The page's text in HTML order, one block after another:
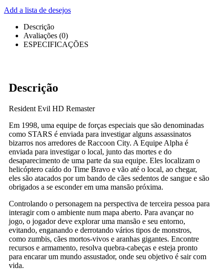
Add a lista de desejos
Descrição
Avaliações (0)
ESPECIFICAÇÕES
Descrição
Resident Evil HD Remaster
Em 1998, uma equipe de forças especiais que são denominadas
como STARS é enviada para investigar alguns assassinatos
bizarros nos arredores de Raccoon City. A Equipe Alpha é
enviada para investigar o local, junto das mortes e do
desaparecimento de uma parte da sua equipe. Eles localizam o
helicóptero caído do Time Bravo e vão até o local, ao chegar,
eles são atacados por um bando de cães sedentos de sangue e são
obrigados a se esconder em uma mansão próxima.
Controlando o personagem na perspectiva de terceira pessoa para
interagir com o ambiente num mapa aberto. Para avançar no
jogo, o jogador deve explorar uma mansão e seu entorno,
evitando, enganando e derrotando vários tipos de monstros,
como zumbis, cães mortos-vivos e aranhas gigantes. Encontre
recursos e armamento, resolva quebra-cabeças e esteja pronto
para encarar um mundo assustador, onde seu objetivo é sair com
vida.